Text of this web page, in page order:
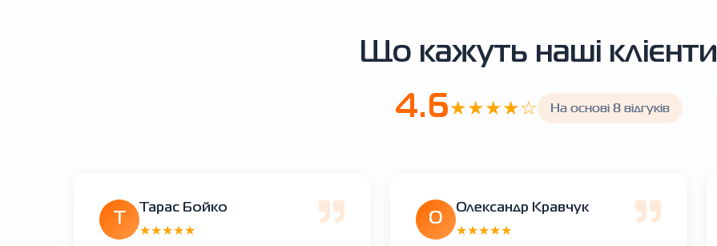
Що кажуть наші клієнти
4.6★★★★☆ На основі 8 відгуків
Тарас Бойко
★★★★★
О
Олександр Кравчук
★★★★★